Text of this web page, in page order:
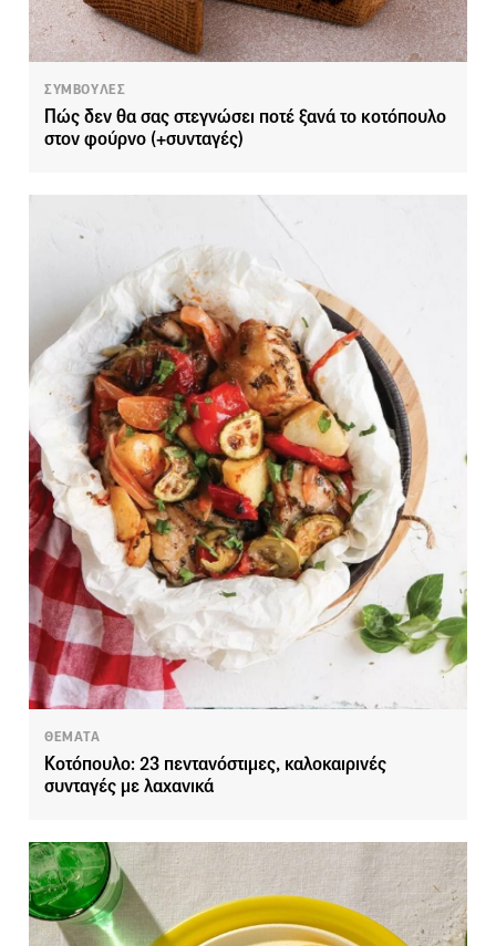
ΣΥΜΒΟΥΛΕΣ
Πώς δεν θα σας στεγνώσει ποτέ ξανά το κοτόπουλο
στον φούρνο (+συνταγές)
ΘΕΜΑΤΑ
Κοτόπουλο: 23 πεντανόστιμες, καλοκαιρινές
συνταγές με λαχανικά